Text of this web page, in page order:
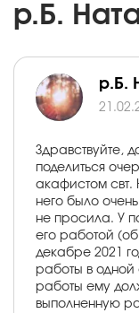
р.Б.
р.Б.
Здравствуйте,
поделиться
акафистом свт.
него было
не просила. У
его работой
декабре 2021
работы в одной
работы ему
выполненную